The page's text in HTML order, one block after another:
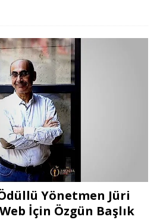
Yönetmen Jüri
İçin Özgün Başlık